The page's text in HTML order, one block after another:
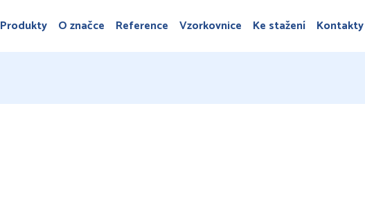
Produkty O značce Reference Vzorkovnice Ke stažení Kontakty